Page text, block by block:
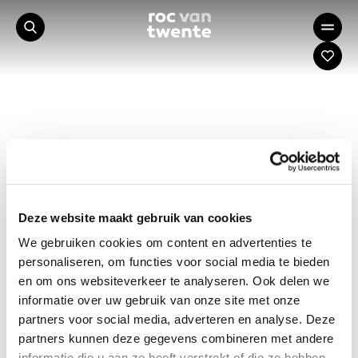
Deze website maakt gebruik van cookies
We gebruiken cookies om content en advertenties te
personaliseren, om functies voor social media te bieden
en om ons websiteverkeer te analyseren. Ook delen we
informatie over uw gebruik van onze site met onze
partners voor social media, adverteren en analyse. Deze
partners kunnen deze gegevens combineren met andere